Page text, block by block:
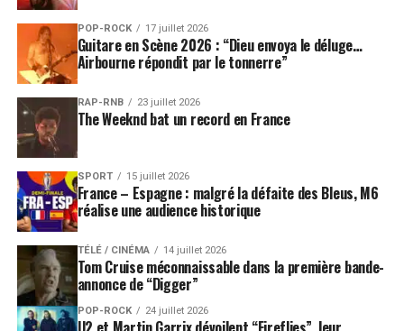
POP-ROCK 17 juillet 2026
Guitare en Scène 2026 : “Dieu envoya le déluge…
Airbourne répondit par le tonnerre”
RAP-RNB 23 juillet 2026
The Weeknd bat un record en France
SPORT 15 juillet 2026
France – Espagne : malgré la défaite des Bleus, M6
réalise une audience historique
TÉLÉ / CINÉMA 14 juillet 2026
Tom Cruise méconnaissable dans la première bande-
annonce de “Digger”
POP-ROCK 24 juillet 2026